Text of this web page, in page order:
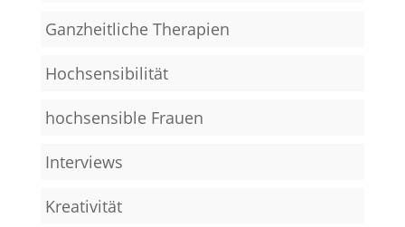
Ganzheitliche Therapien
Hochsensibilität
hochsensible Frauen
Interviews
Kreativität